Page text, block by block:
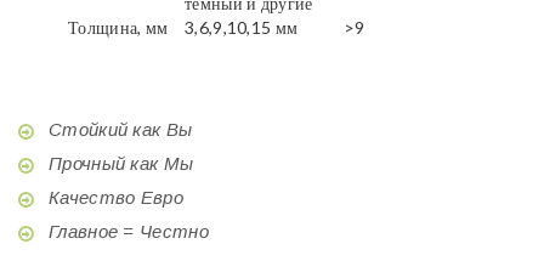
Толщина, мм
3,6,9,10,15 мм >9
Стойкий как Вы
Прочный как Мы
Качество Евро
Главное = Честно